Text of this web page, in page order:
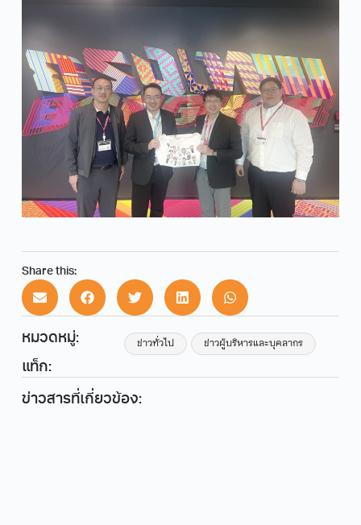
Share this:
หมวดหมู่: ข่าวทั่วไป
ข่าวผู้บริหารและบุคลากร
แท็ก:
ข่าวสารที่เกี่ยวข้อง: